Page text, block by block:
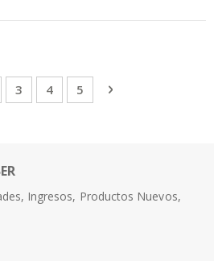
la página
Página
3 Página
4 Página
5 Página
Continuar
Ingresos, Productos Nuevos,